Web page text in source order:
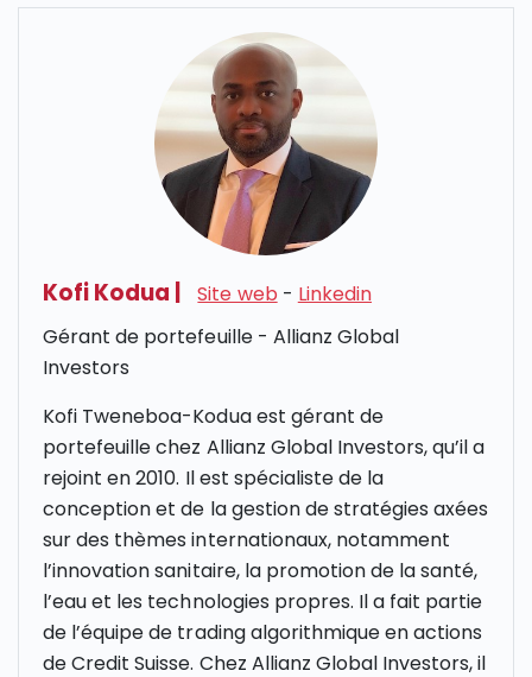
Kofi Kodua Site web - Linkedin
Gérant de portefeuille - Allianz Global
Investors
Kofi Tweneboa-Kodua est gérant de
portefeuille chez Allianz Global Investors, qu’il a
rejoint en 2010. Il est spécialiste de la
conception et de la gestion de stratégies axées
sur des thèmes internationaux, notamment
l’innovation sanitaire, la promotion de la santé,
l’eau et les technologies propres. Il a fait partie
de l’équipe de trading algorithmique en actions
de Credit Suisse. Chez Allianz Global Investors, il